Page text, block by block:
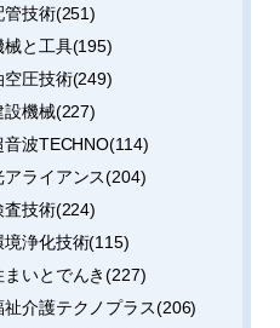
管技術(251)
械と工具(195)
空圧技術(249)
設機械(227)
音波TECHNO(114)
アライアンス(204)
査技術(224)
境浄化技術(115)
まいとでんき(227)
祉介護テクノプラス(206)